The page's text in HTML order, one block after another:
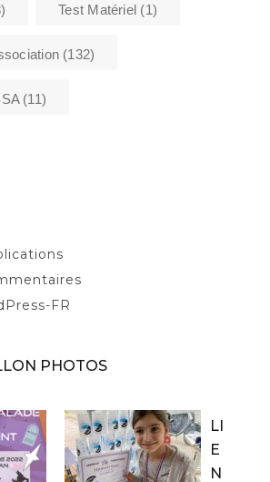
Test Matériel (1)
(132)
(11)
FR
PHOTOS
LI
E
N